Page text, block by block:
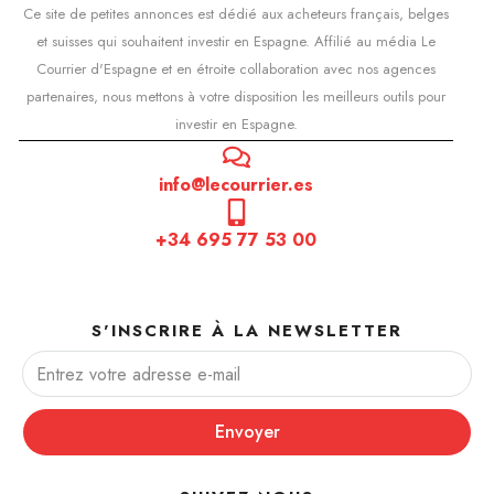
Ce site de petites annonces est dédié aux acheteurs français, belges
et suisses qui souhaitent investir en Espagne. Affilié au média Le
Courrier d'Espagne et en étroite collaboration avec nos agences
partenaires, nous mettons à votre disposition les meilleurs outils pour
investir en Espagne.
info@lecourrier.es
+34 695 77 53 00
S'INSCRIRE À LA NEWSLETTER
Envoyer